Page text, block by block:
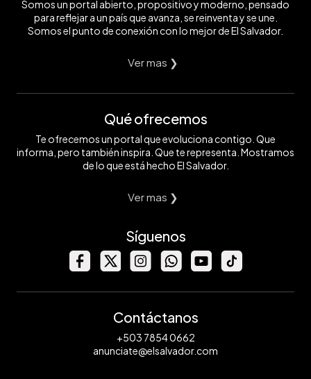
Somos un portal abierto, propositivo y moderno, pensado
para reflejar a un país que avanza, se reinventa y se une.
Somos el punto de conexión con lo mejor de El Salvador.
Ver mas ❯
Qué ofrecemos
Te ofrecemos un portal que evoluciona contigo. Que
informa, pero también inspira. Que te representa. Mostramos
de lo que está hecho El Salvador.
Ver mas ❯
Síguenos
Contáctanos
+503 7854 0662
anunciate@elsalvador.com